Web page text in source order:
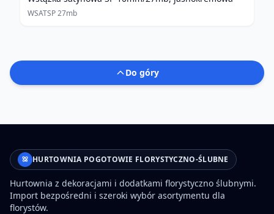
WSATSP 27mb
Do góry
HURTOWNIA POGOTOWIE FLORYSTYCZNO-ŚLUBNE
Hurtownia z dekoracjami i dodatkami florystyczno ślubnymi.
Import bezpośredni i szeroki wybór asortymentu dla
florystów.